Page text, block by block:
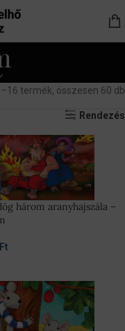
termék, összesen 60 db
Rendezés
három aranyhajszála –
Ft